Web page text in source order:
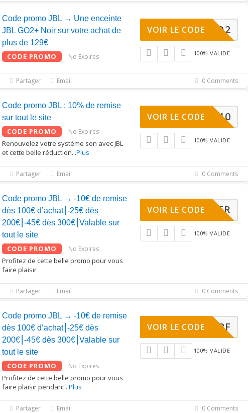
Code promo JBL → Une enceinte
JBL GO2+ Noir sur votre achat de
plus de 129€
CODE PROMO No Expires
JBLTGO2
VOIR LE CODE
100% VALIDE
Partager Email 0 Comments
Code promo JBL : 10% de remise
sur tout le site
CODE PROMO No Expires
Renouvelez votre système son avec JBL
et cette belle réduction...Plus
ODEJBL10
VOIR LE CODE
100% VALIDE
Partager Email 0 Comments
Code promo JBL → -10€ de remise
dès 100€ d’achat⎮-25€ dès
200€⎮-45€ dès 300€⎮Valable sur
tout le site
CODE PROMO No Expires
Profitez de cette belle promo pour vous
faire plaisir
JBLCYBER
VOIR LE CODE
100% VALIDE
Partager Email 0 Comments
Code promo JBL → -10€ de remise
dès 100€ d’achat⎮-25€ dès
200€⎮-45€ dès 300€⎮Valable sur
tout le site
CODE PROMO No Expires
Profitez de cette belle promo pour vous
faire plaisir pendant...Plus
JBLBF
VOIR LE CODE
100% VALIDE
Partager Email 0 Comments